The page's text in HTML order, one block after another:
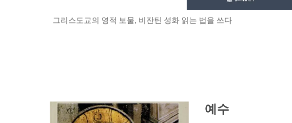
그리스도교의 영적 보물, 비잔틴 성화 읽는 법을 쓰다
예수